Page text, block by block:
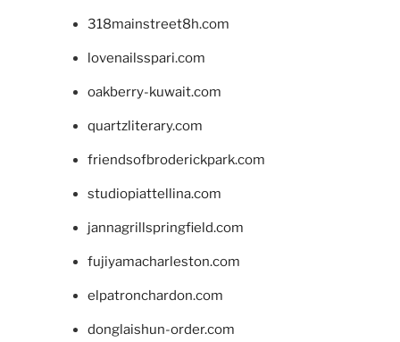
318mainstreet8h.com
lovenailsspari.com
oakberry-kuwait.com
quartzliterary.com
friendsofbroderickpark.com
studiopiattellina.com
jannagrillspringfield.com
fujiyamacharleston.com
elpatronchardon.com
donglaishun-order.com